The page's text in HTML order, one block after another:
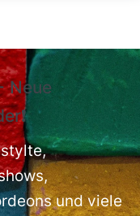
Neue
und viele